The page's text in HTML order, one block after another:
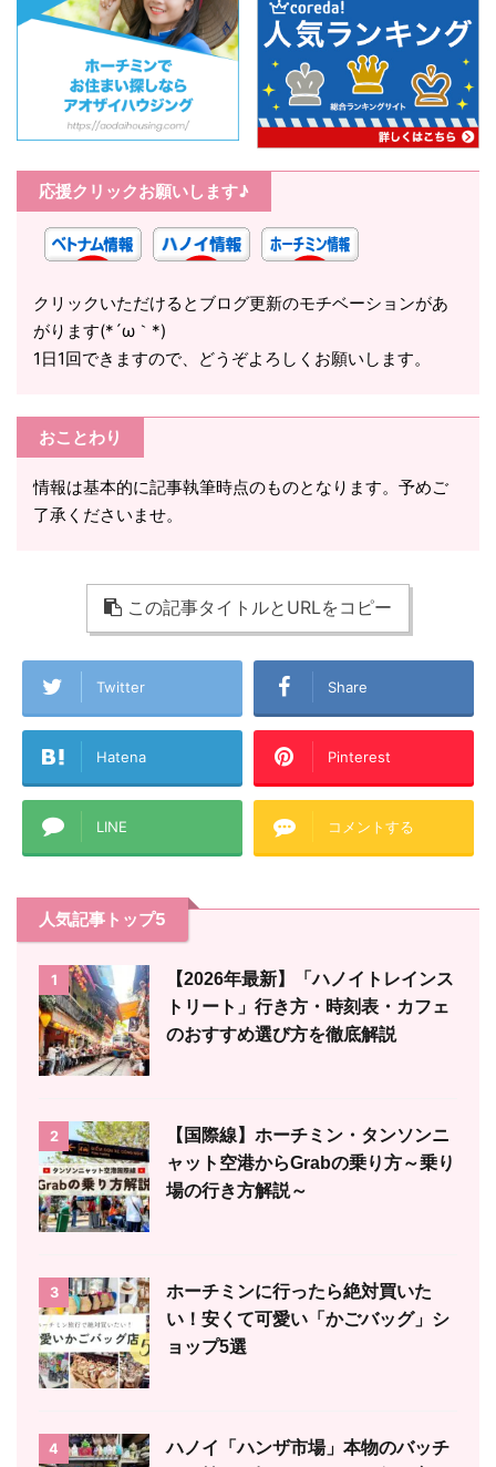
応援クリックお願いします♪
クリックいただけるとブログ更新のモチベーションがあ
がります(*´ω｀*)
1日1回できますので、どうぞよろしくお願いします。
おことわり
情報は基本的に記事執筆時点のものとなります。予めご
了承くださいませ。
この記事タイトルとURLをコピー
Twitter Share
Hatena Pinterest
LINE コメントする
人気記事トップ5
1
【2026年最新】「ハノイトレインス
トリート」行き方・時刻表・カフェ
のおすすめ選び方を徹底解説
2
【国際線】ホーチミン・タンソンニ
ャット空港からGrabの乗り方～乗り
場の行き方解説～
3
ホーチミンに行ったら絶対買いた
い！安くて可愛い「かごバッグ」シ
ョップ5選
4
ハノイ「ハンザ市場」本物のバッチ